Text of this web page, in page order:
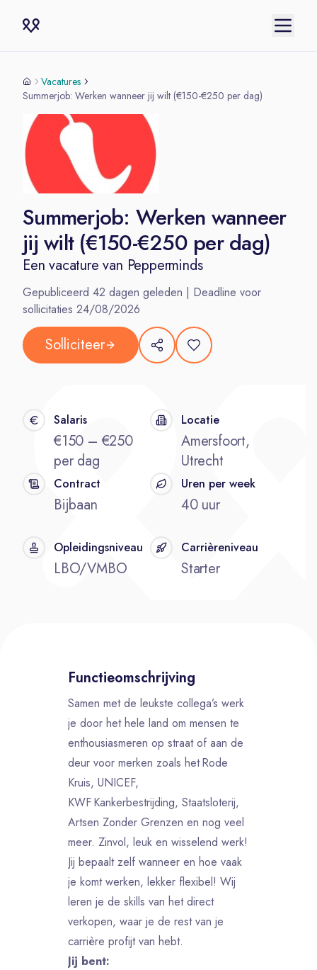
Vacatures
Summerjob: Werken wanneer jij wilt (€150-€250 per dag)
Summerjob: Werken wanneer
jij wilt (€150-€250 per dag)
Een vacature van Pepperminds
Gepubliceerd 42 dagen geleden | Deadline voor
sollicitaties 24/08/2026
Solliciteer
Salaris
€150 – €250
per dag
Locatie
Amersfoort,
Utrecht
Contract
Bijbaan
Uren per week
40 uur
Opleidingsniveau
LBO/VMBO
Carrièreniveau
Starter
Functieomschrijving
Samen met de leukste collega’s werk
je door het hele land om mensen te
enthousiasmeren op straat of aan de
deur voor merken zoals het Rode
Kruis, UNICEF,
KWF Kankerbestrijding, Staatsloterij,
Artsen Zonder Grenzen en nog veel
meer. Zinvol, leuk en wisselend werk!
Jij bepaalt zelf wanneer en hoe vaak
je komt werken, lekker flexibel! Wij
leren je de skills van het direct
verkopen, waar je de rest van je
carrière profijt van hebt.
Jij bent: